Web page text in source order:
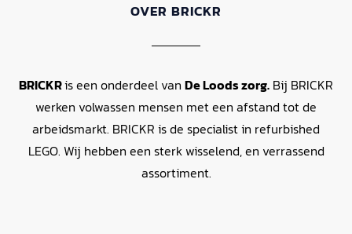
OVER BRICKR
BRICKRis een onderdeel van De Loods zorg. Bij BRICKR
werken volwassen mensen met een afstand tot de
arbeidsmarkt. BRICKR is de specialist in refurbished
LEGO. Wij hebben een sterk wisselend, en verrassend
assortiment.